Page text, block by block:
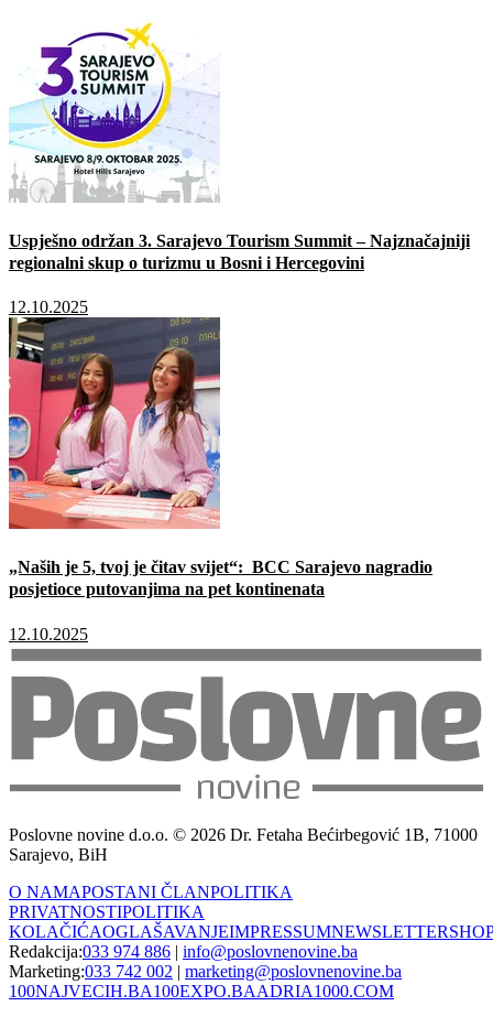
Uspješno održan 3. Sarajevo Tourism Summit – Najznačajniji
regionalni skup o turizmu u Bosni i Hercegovini
12.10.2025
„Naših je 5, tvoj je čitav svijet“: BCC Sarajevo nagradio
posjetioce putovanjima na pet kontinenata
12.10.2025
Poslovne novine d.o.o. © 2026 Dr. Fetaha Bećirbegović 1B, 71000
Sarajevo, BiH
O NAMAPOSTANI ČLANPOLITIKA
PRIVATNOSTIPOLITIKA
KOLAČIĆAOGLAŠAVANJEIMPRESSUMNEWSLETTER
Redakcija:033 974 886 | info@poslovnenovine.ba
Marketing:033 742 002 | marketing@poslovnenovine.ba
100NAJVECIH.BA100EXPO.BAADRIA1000.COM